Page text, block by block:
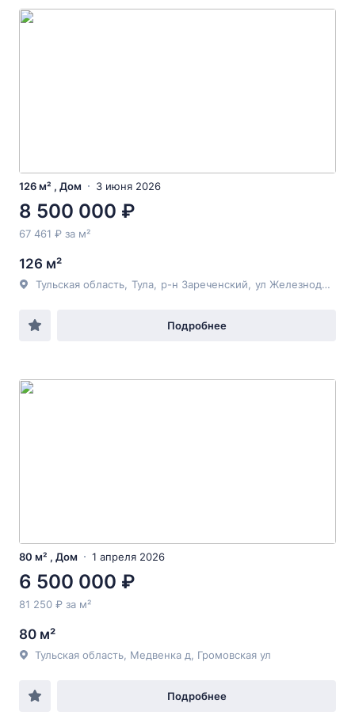
126 м² , Дом 3 июня 2026
8 500 000 ₽
67 461 ₽ за м²
126 м²
Тульская область Тула р-н Зареченский ул Железнодорожная
Подробнее
80 м² , Дом 1 апреля 2026
6 500 000 ₽
81 250 ₽ за м²
80 м²
Тульская область, Медвенка д, Громовская ул
Подробнее